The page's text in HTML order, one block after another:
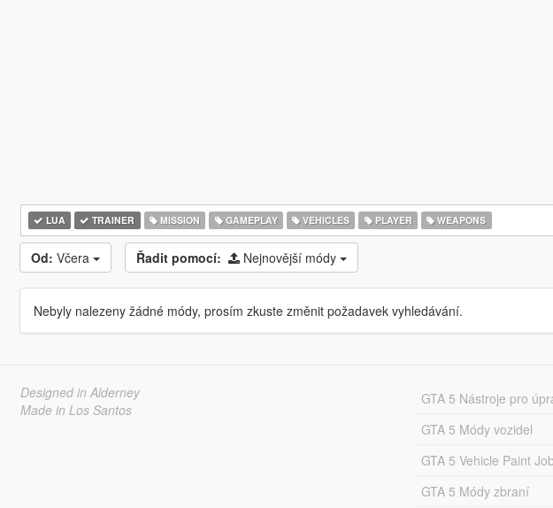
LUA TRAINER MISSION GAMEPLAY VEHICLES PLAYER WEAPONS
Od: Včera Řadit pomocí: Nejnovější módy
Nebyly nalezeny žádné módy, prosím zkuste změnit požadavek vyhledávání.
Designed in Alderney
Made in Los Santos
GTA 5 Nástroje pro
GTA 5 Módy vozidel
GTA 5 Vehicle Paint
GTA 5 Módy zbraní